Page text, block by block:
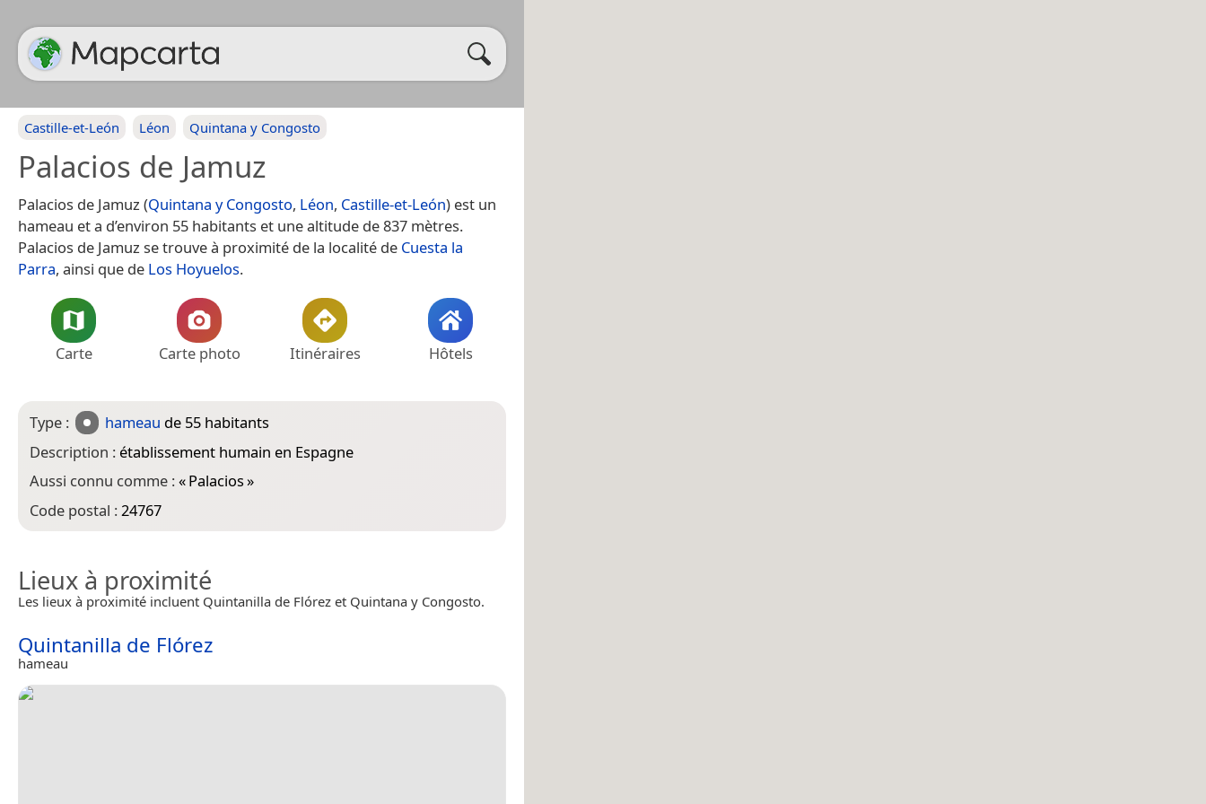
Castille-et-León Léon Quintana y Congosto
Palacios de Jamuz
Palacios de Jamuz (Quintana y Congosto, Léon, Castille-et-León) est un
hameau et a d’environ 55 habitants et une altitude de 837 mètres.
Palacios de Jamuz se trouve à proximité de la localité de Cuesta la
Parra, ainsi que de Los Hoyuelos.
Carte Carte photo Itinéraires Hôtels
Type : hameau de 55 habitants
Description : établissement humain en Espagne
Aussi connu comme :«Palacios»
Code postal :24767
Lieux à proximité
Les lieux à proximité incluent Quintanilla de Flórez et Quintana y Congosto.
Quintanilla de Flórez
hameau